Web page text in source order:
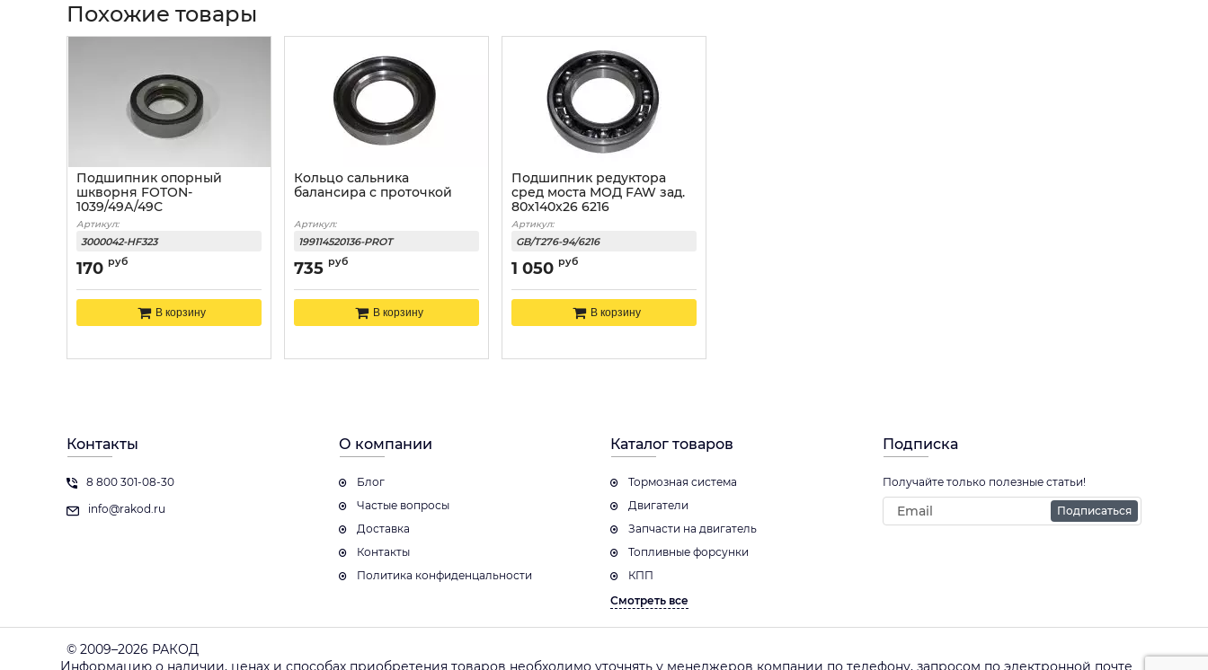
Похожие товары
Подшипник опорный
шкворня FOTON-
1039/49А/49С
Артикул:
3000042-HF323
170 руб
В корзину
Кольцо сальника
балансира с проточкой
Артикул:
199114520136-PROT
735 руб
В корзину
Подшипник редуктора
сред моста МОД FAW зад.
80x140x26 6216
Артикул:
GB/T276-94/6216
1 050 руб
В корзину
Контакты
8 800 301-08-30
info@rakod.ru
О компании
Блог
Частые вопросы
Доставка
Контакты
Политика конфиденцальности
Каталог товаров
Тормозная система
Двигатели
Запчасти на двигатель
Топливные форсунки
КПП
Смотреть все
Подписка
Получайте только полезные статьи!
Подписаться
© 2009–2026 РАКОД